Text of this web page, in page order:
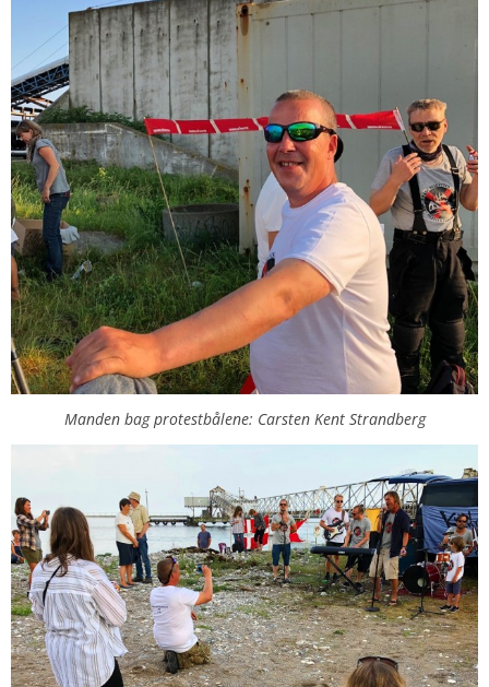
Manden bag protestbålene: Carsten Kent Strandberg